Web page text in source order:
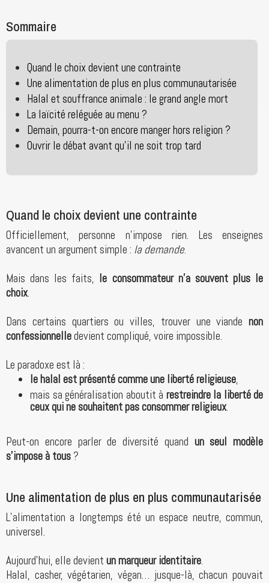
Sommaire
Quand le choix devient une contrainte
Une alimentation de plus en plus communautarisée
Halal et souffrance animale : le grand angle mort
La laïcité reléguée au menu ?
Demain, pourra-t-on encore manger hors religion ?
Ouvrir le débat avant qu’il ne soit trop tard
Quand le choix devient une contrainte
Officiellement, personne n’impose rien. Les enseignes
avancent un argument simple : la demande.
Mais dans les faits, le consommateur n’a souvent plus le
choix.
Dans certains quartiers ou villes, trouver une viande non
confessionnelledevient compliqué, voire impossible.
Le paradoxe est là :
le halal est présenté comme une liberté religieuse,
mais sa généralisation aboutit à restreindre la liberté de
ceux qui ne souhaitent pas consommer religieux.
Peut-on encore parler de diversité quand un seul modèle
s’impose à tous ?
Une alimentation de plus en plus communautarisée
L’alimentation a longtemps été un espace neutre, commun,
universel.
Aujourd’hui, elle devient un marqueur identitaire.
Halal, casher, végétarien, végan… jusque-là, chacun pouvait